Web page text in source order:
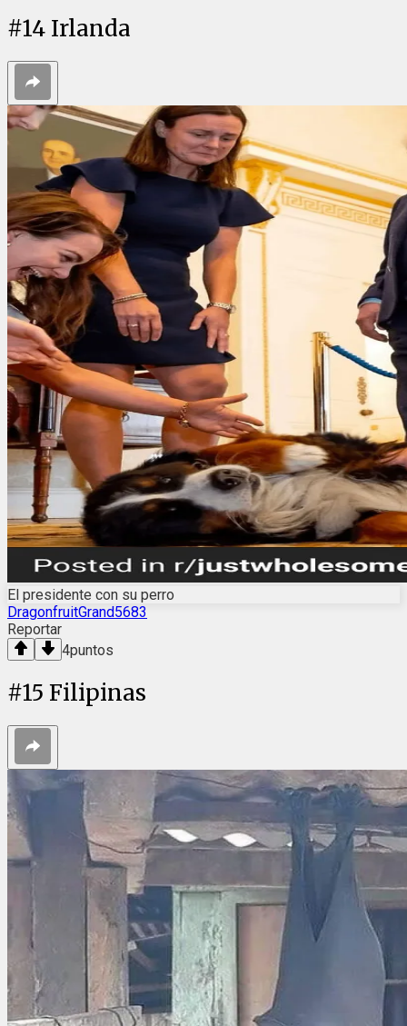
#14 Irlanda
El presidente con su perro
DragonfruitGrand5683
Reportar
4puntos
#15 Filipinas